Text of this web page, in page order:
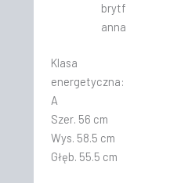
brytf
anna
Klasa
energetyczna:
A
Szer. 56 cm
Wys. 58.5 cm
Głęb. 55.5 cm